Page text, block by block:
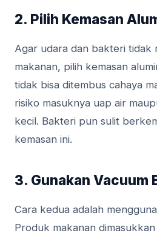
2. Pilih Kemasan
Agar udara dan bakteri tidak
makanan, pilih kemasan
tidak bisa ditembus cahaya
risiko masuknya uap air
kecil. Bakteri pun sulit
kemasan ini.
3. Gunakan Vacuum
Cara kedua adalah
Produk makanan